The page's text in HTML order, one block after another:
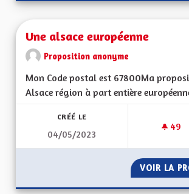
Une alsace européenne
Proposition anonyme
Mon Code postal est 67800Ma
Alsace région à part entière
CRÉÉ LE
04/05/2023
49
VOIR LA